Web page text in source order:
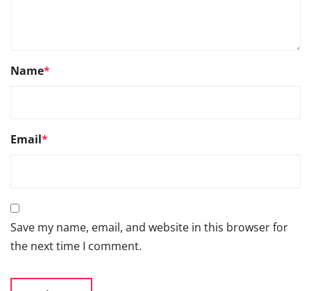
Name*
Email*
Save my name, email, and website in this browser for
the next time I comment.